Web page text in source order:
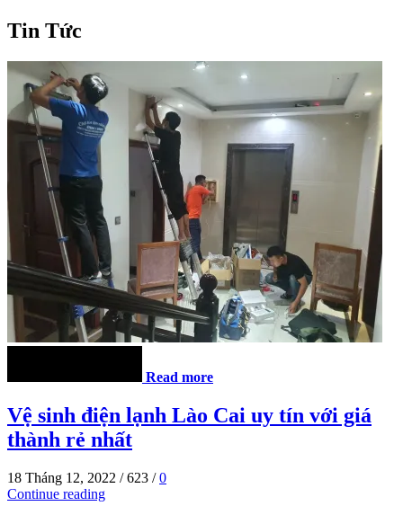
Tin Tức
Read more
Vệ sinh điện lạnh Lào Cai uy tín với giá
thành rẻ nhất
18 Tháng 12, 2022 / 623 / 0
Continue reading